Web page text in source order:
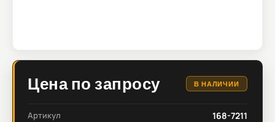
Цена по запросу В НАЛИЧИИ
Артикул 168-7211